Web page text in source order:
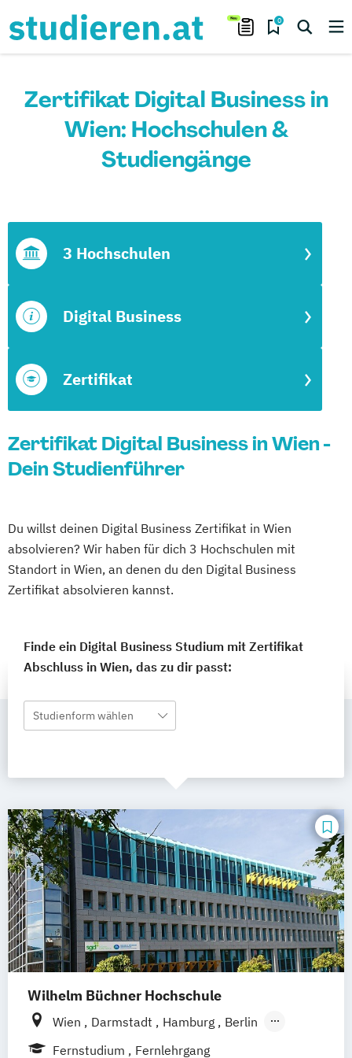
0
Zertifikat Digital Business in
Wien: Hochschulen &
Studiengänge
Zertifikat
Digital Business
3 Hochschulen
Zertifikat Digital Business in Wien -
Dein Studienführer
Du willst deinen Digital Business Zertifikat in Wien
absolvieren? Wir haben für dich 3 Hochschulen mit
Standort in Wien, an denen du den Digital Business
Zertifikat absolvieren kannst.
Finde ein Digital Business Studium mit Zertifikat
Abschluss in Wien, das zu dir passt:
Studienform wählen
Wilhelm Büchner Hochschule
Wien Darmstadt Hamburg
Berlin
Hannover
Bonn Nürnberg
Fernstudium
Fernlehrgang